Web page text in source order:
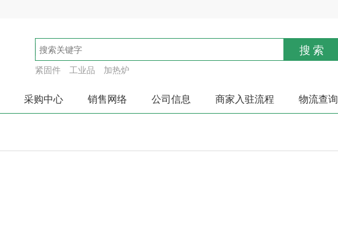
搜索
紧固件 工业品 加热炉
采购中心 销售网络 公司信息 商家入驻流程 物流查询